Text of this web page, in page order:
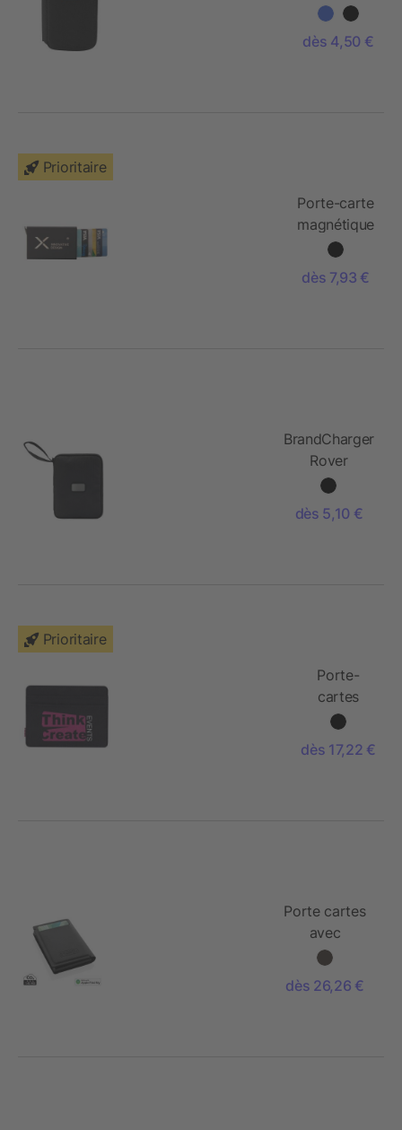
en rPET
Susanne
dès 4,50 €
Prioritaire
Porte-carte
magnétique
RFID
SCX.design
O35
dès 7,93 €
BrandCharger
Rover
portefeuille
de voyage
dès 5,10 €
Prioritaire
Porte-
cartes
RFID
Herschel
Charlie
dès 17,22 €
Porte cartes
avec
géolocalisation
en polyester
RCS Seekcard
dès 26,26 €